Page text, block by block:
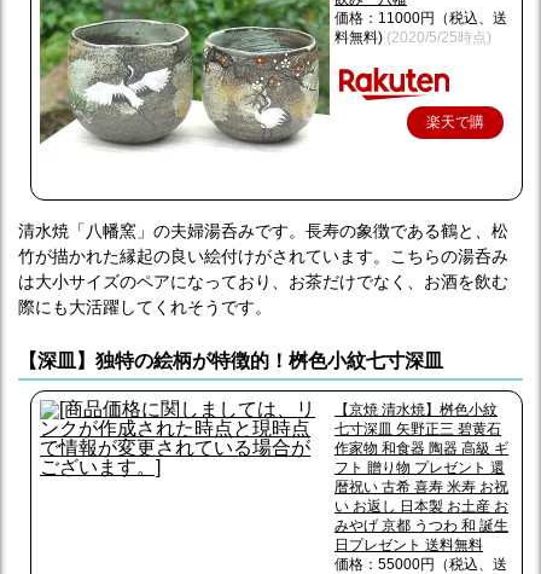
価格：11000円（税込、送
料無料) (2020/5/25時点)
楽天で購
清水焼「八幡窯」の夫婦湯呑みです。長寿の象徴である鶴と、松
竹が描かれた縁起の良い絵付けがされています。こちらの湯呑み
は大小サイズのペアになっており、お茶だけでなく、お酒を飲む
際にも大活躍してくれそうです。
【深皿】独特の絵柄が特徴的！桝色小紋七寸深皿
【京焼 清水焼】桝色小紋
七寸深皿 矢野正三 碧黄石
作家物 和食器 陶器 高級 ギ
フト 贈り物 プレゼント 還
暦祝い 古希 喜寿 米寿 お祝
い お返し 日本製 お土産 お
みやげ 京都 うつわ 和 誕生
日プレゼント 送料無料
価格：55000円（税込、送